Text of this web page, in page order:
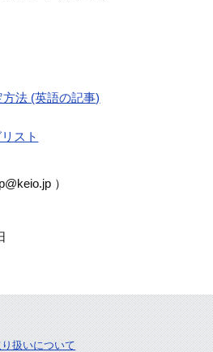
法 (英語の記事)
スト
）
扱いについて